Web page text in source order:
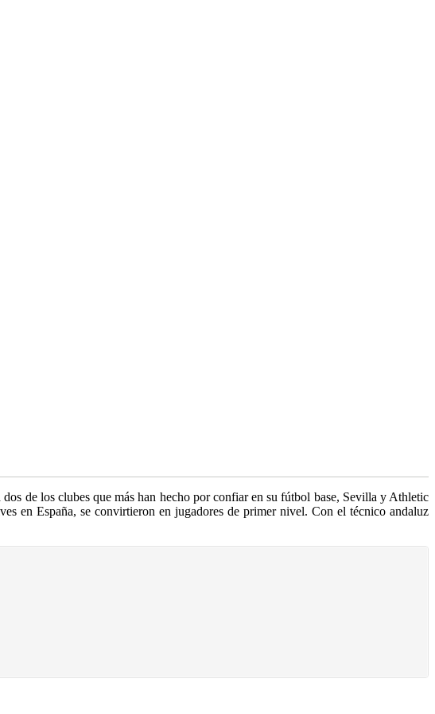
de los clubes que más han hecho por confiar en su fútbol base, Sevilla y Athletic
en España, se convirtieron en jugadores de primer nivel. Con el técnico andaluz